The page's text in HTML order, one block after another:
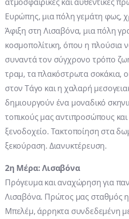
Ευρώπης, μια πόλη γεμάτη φως,
Άφιξη στη Λισαβόνα, μια πόλη
κοσμοπολίτικη, όπου η πλούσια
συναντά τον σύγχρονο τρόπο
τραμ, τα πλακόστρωτα σοκάκια,
στον Τάγο και η χαλαρή
δημιουργούν ένα μοναδικό
τοπικούς μας αντιπροσώπους
ξενοδοχείο. Τακτοποίηση στα
ξεκούραση. Διανυκτέρευση.
2η Μέρα: Λισαβόνα
Πρόγευμα και αναχώρηση για
Λισαβόνα. Πρώτος μας σταθμός η
Μπελέμ, άρρηκτα συνδεδεμένη